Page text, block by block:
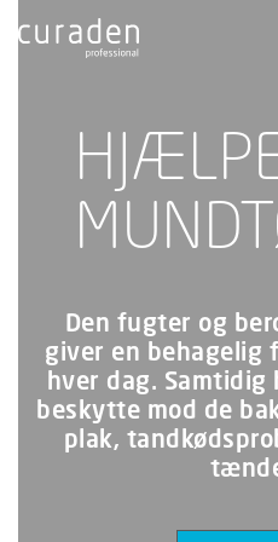
Den fugter og
giver en behagelig
hver dag.
beskytte mod de
plak,